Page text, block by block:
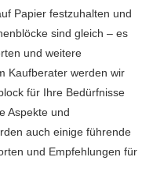
Papier festzuhalten und
sind gleich – es
und weitere
Kaufberater werden wir
für Ihre Bedürfnisse
Aspekte und
auch einige führende
und Empfehlungen für